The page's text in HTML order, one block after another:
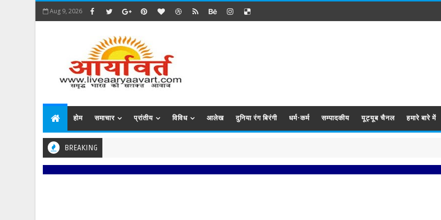
Aug 9, 2026
होम समाचार प्रांतीय विविध आलेख दुनिया रंग बिरंगी धर्म-कर्म सम्पादकीय यूट्यूब चैनल हमारे बारे में
BREAKING